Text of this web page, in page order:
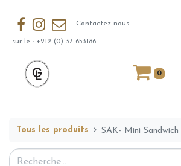
Contactez nous
sur le : +212 (0) 37 653186
0
Tous les produits SAK- Mini Sandwich